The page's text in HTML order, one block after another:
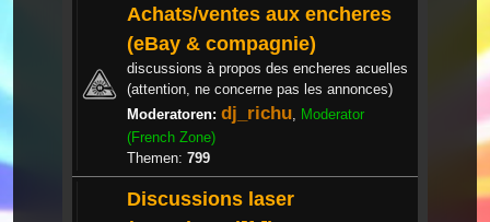
Achats/ventes aux encheres
(eBay & compagnie)
discussions à propos des encheres acuelles
(attention, ne concerne pas les annonces)
Moderatoren: dj_richu Moderator
(French Zone)
Themen: 799
Discussions laser